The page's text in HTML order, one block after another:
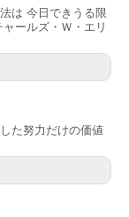
は 今日できうる限
ールズ・Ｗ・エリ
た努力だけの価値